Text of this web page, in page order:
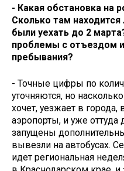
- Какая обстановка на
Сколько там
были уехать до 2
проблемы с отъездом
пребывания?
- Точные цифры по
уточняются, но
хочет, уезжает в
аэропорты, и уже оттуда
запущены
вывезли на автобусах.
идет региональная